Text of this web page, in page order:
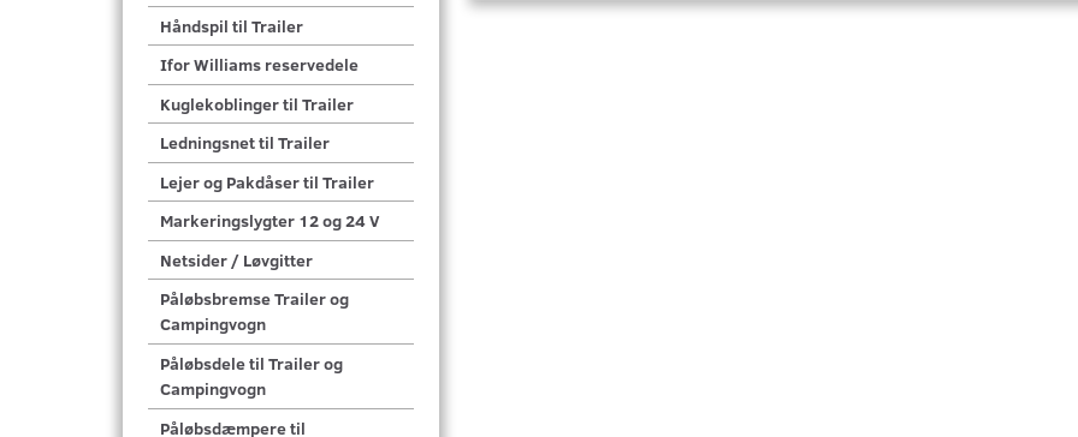
Håndspil til Trailer
Ifor Williams reservedele
Kuglekoblinger til Trailer
Ledningsnet til Trailer
Lejer og Pakdåser til Trailer
Markeringslygter 12 og 24 V
Netsider / Løvgitter
Påløbsbremse Trailer og
Campingvogn
Påløbsdele til Trailer og
Campingvogn
Påløbsdæmpere til